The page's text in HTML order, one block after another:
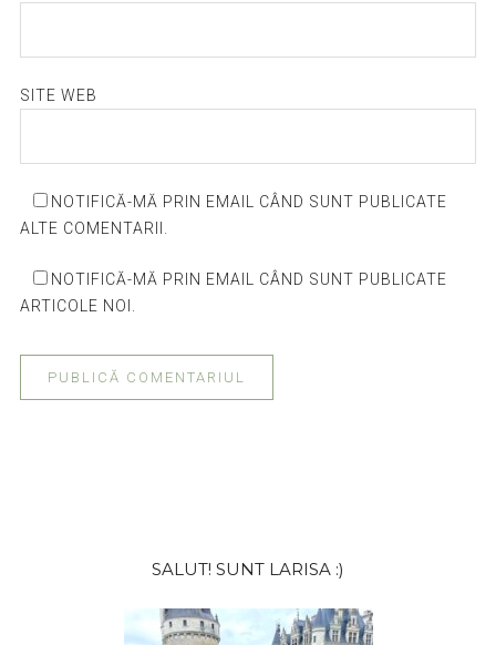
SITE WEB
NOTIFICĂ-MĂ PRIN EMAIL CÂND SUNT PUBLICATE
ALTE COMENTARII.
NOTIFICĂ-MĂ PRIN EMAIL CÂND SUNT PUBLICATE
ARTICOLE NOI.
principală
SALUT! SUNT LARISA :)